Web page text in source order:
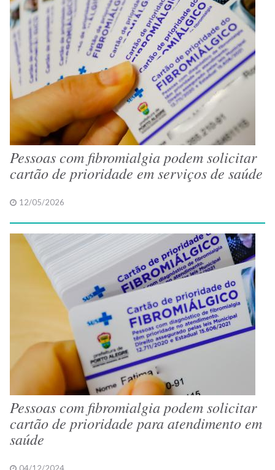
Pessoas com fibromialgia podem solicitar
cartão de prioridade em serviços de saúde
12/05/2026
Pessoas com fibromialgia podem solicitar
cartão de prioridade para atendimento em
saúde
04/12/2024